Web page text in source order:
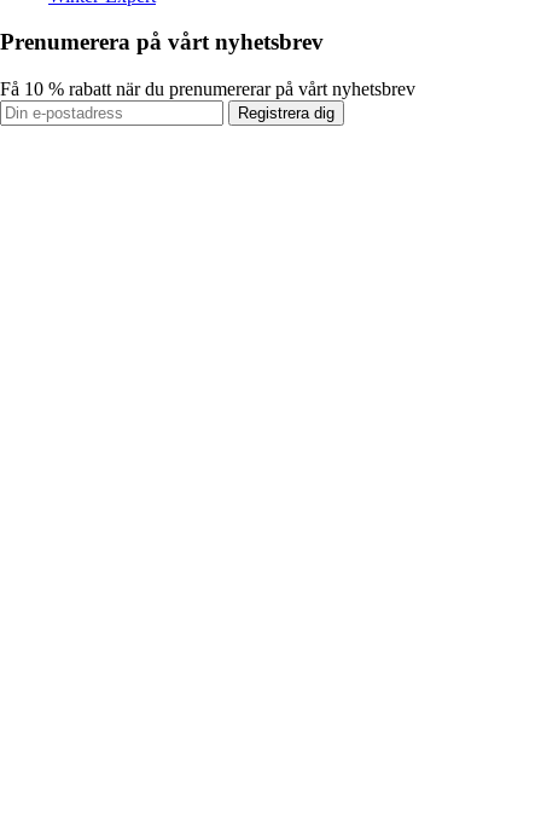
Prenumerera på vårt nyhetsbrev
Få 10 % rabatt när du prenumererar på vårt nyhetsbrev
Registrera dig